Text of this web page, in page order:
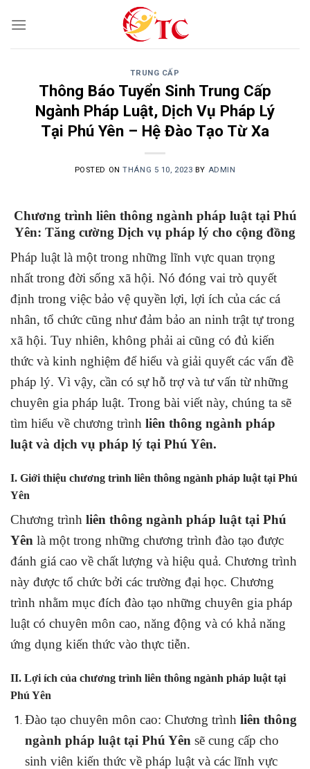
TRUNG CẤP
Thông Báo Tuyển Sinh Trung Cấp
Ngành Pháp Luật, Dịch Vụ Pháp Lý
Tại Phú Yên – Hệ Đào Tạo Từ Xa
POSTED ONTHÁNG 5 10, 2023 BY ADMIN
Chương trình liên thông ngành pháp luật tại Phú
Yên: Tăng cường Dịch vụ pháp lý cho cộng đồng
Pháp luật là một trong những lĩnh vực quan trọng
nhất trong đời sống xã hội. Nó đóng vai trò quyết
định trong việc bảo vệ quyền lợi, lợi ích của các cá
nhân, tổ chức cũng như đảm bảo an ninh trật tự trong
xã hội. Tuy nhiên, không phải ai cũng có đủ kiến
thức và kinh nghiệm để hiểu và giải quyết các vấn đề
pháp lý. Vì vậy, cần có sự hỗ trợ và tư vấn từ những
chuyên gia pháp luật. Trong bài viết này, chúng ta sẽ
tìm hiểu về chương trình liên thông ngành pháp
luật và dịch vụ pháp lý tại Phú Yên.
I. Giới thiệu chương trình liên thông ngành pháp luật tại Phú
Yên
Chương trình liên thông ngành pháp luật tại Phú
Yên là một trong những chương trình đào tạo được
đánh giá cao về chất lượng và hiệu quả. Chương trình
này được tổ chức bởi các trường đại học. Chương
trình nhằm mục đích đào tạo những chuyên gia pháp
luật có chuyên môn cao, năng động và có khả năng
ứng dụng kiến thức vào thực tiễn.
II. Lợi ích của chương trình liên thông ngành pháp luật tại
Phú Yên
Đào tạo chuyên môn cao: Chương trình liên thông
ngành pháp luật tại Phú Yên sẽ cung cấp cho
sinh viên kiến thức về pháp luật và các lĩnh vực